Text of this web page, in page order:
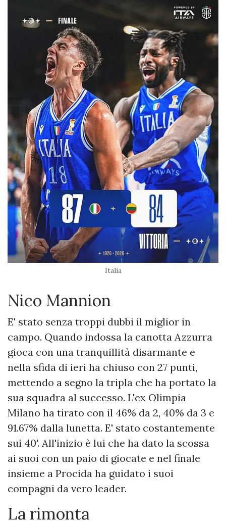
Italia
Nico Mannion
E' stato senza troppi dubbi il miglior in
campo. Quando indossa la canotta Azzurra
gioca con una tranquillità disarmante e
nella sfida di ieri ha chiuso con 27 punti,
mettendo a segno la tripla che ha portato la
sua squadra al successo. L'ex Olimpia
Milano ha tirato con il 46% da 2, 40% da 3 e
91.67% dalla lunetta. E' stato costantemente
sui 40'. All'inizio è lui che ha dato la scossa
ai suoi con un paio di giocate e nel finale
insieme a Procida ha guidato i suoi
compagni da vero leader.
La rimonta